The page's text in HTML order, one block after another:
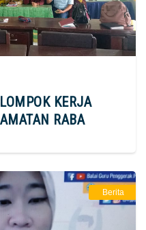
KERJA
RABA
Berita